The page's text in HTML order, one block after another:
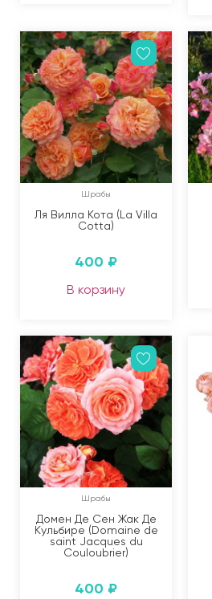
Шрабы
Ля Вилла Кота (La Villa
Cotta)
400 ₽
В корзину
Шрабы
Домен Де Сен Жак Де
Кульбире (Domaine de
saint Jacques du
Couloubrier)
400 ₽